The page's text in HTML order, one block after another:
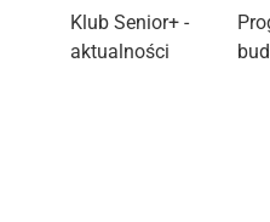
Klub Senior+ -
aktualności